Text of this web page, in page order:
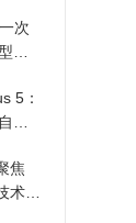
次
自
5：
己
焦
路